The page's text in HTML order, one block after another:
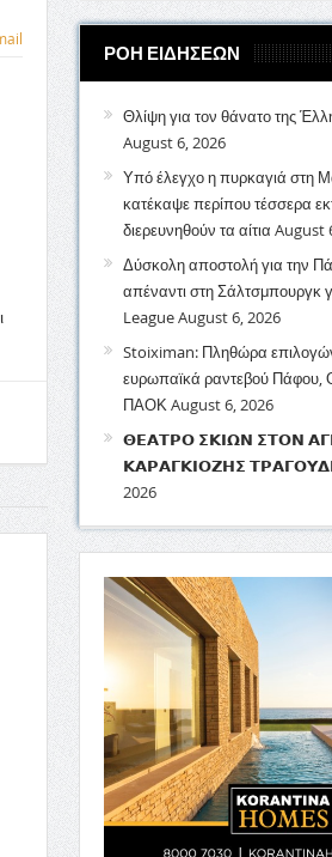
ΡΟΗ ΕΙΔΗΣΕΩΝ
Θλίψη για τον θάνατο της
August 6, 2026
Υπό έλεγχο η πυρκαγιά στη
κατέκαψε περίπου τέσσερα
διερευνηθούν τα αίτια August
Δύσκολη αποστολή για την
απέναντι στη Σάλτσμπουργκ
LeagueAugust 6, 2026
Stoiximan: Πληθώρα
ευρωπαϊκά ραντεβού Πάφου,
ΠΑΟΚAugust 6, 2026
𝝝𝝚𝝖𝝩𝝦𝝤 𝝨𝝟𝝞𝝮𝝢 𝝨𝝩𝝤𝝢
𝝟𝝖𝝦𝝖𝝘𝝟𝝞𝝤𝝛𝝜𝝨
2026